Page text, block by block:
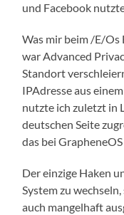
und Facebook
Was mir beim /E/Os
war Advanced
Standort
IPAdresse aus
nutzte ich zuletzt in
deutschen Seite
das bei
Der einzige Haken
System zu
auch mangelhaft